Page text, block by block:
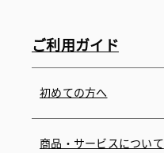
ご利用ガイド
初めての方へ
商品・サービスについて